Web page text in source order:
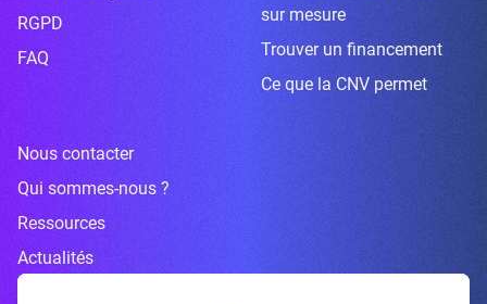
RGPD
FAQ
sur mesure
Trouver un financement
Ce que la CNV permet
Nous contacter
Qui sommes-nous ?
Ressources
Actualités